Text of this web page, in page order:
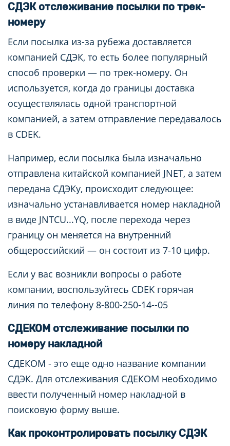
СДЭК отслеживание посылки по трек-
номеру
Если посылка из-за рубежа доставляется
компанией СДЭК, то есть более популярный
способ проверки — по трек-номеру. Он
используется, когда до границы доставка
осуществлялась одной транспортной
компанией, а затем отправление передавалось
в CDEK.
Например, если посылка была изначально
отправлена китайской компанией JNET, а затем
передана СДЭКу, происходит следующее:
изначально устанавливается номер накладной
в виде JNTCU...YQ, после перехода через
границу он меняется на внутренний
общероссийский — он состоит из 7-10 цифр.
Если у вас возникли вопросы о работе
компании, воспользуйтесь CDEK горячая
линия по телефону 8-800-250-14--05
СДЕКОМ отслеживание посылки по
номеру накладной
СДЕКОМ - это еще одно название компании
СДЭК. Для отслеживания СДЕКОМ необходимо
ввести полученный номер накладной в
поисковую форму выше.
Как проконтролировать посылку СДЭК